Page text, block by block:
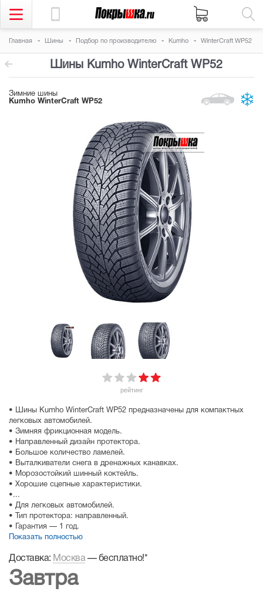
Главная Шины Подбор по производителю Kumho WinterCraft WP52
Шины Kumho WinterCraft WP52
Зимние шины
Kumho WinterCraft WP52
рейтинг
• Шины Kumho WinterCraft WP52 предназначены для компактных
легковых автомобилей.
• Зимняя фрикционная модель.
• Направленный дизайн протектора.
• Большое количество ламелей.
• Выталкиватели снега в дренажных канавках.
• Морозостойкий шинный коктейль.
• Хорошие сцепные характеристики.
•...
• Для легковых автомобилей.
• Тип протектора: направленный.
• Гарантия — 1 год.
Показать полностью
Доставка: Москва— бесплатно!*
Завтра